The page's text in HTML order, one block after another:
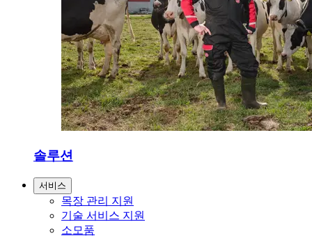
솔루션
서비스
목장 관리 지원
기술 서비스 지원
소모품